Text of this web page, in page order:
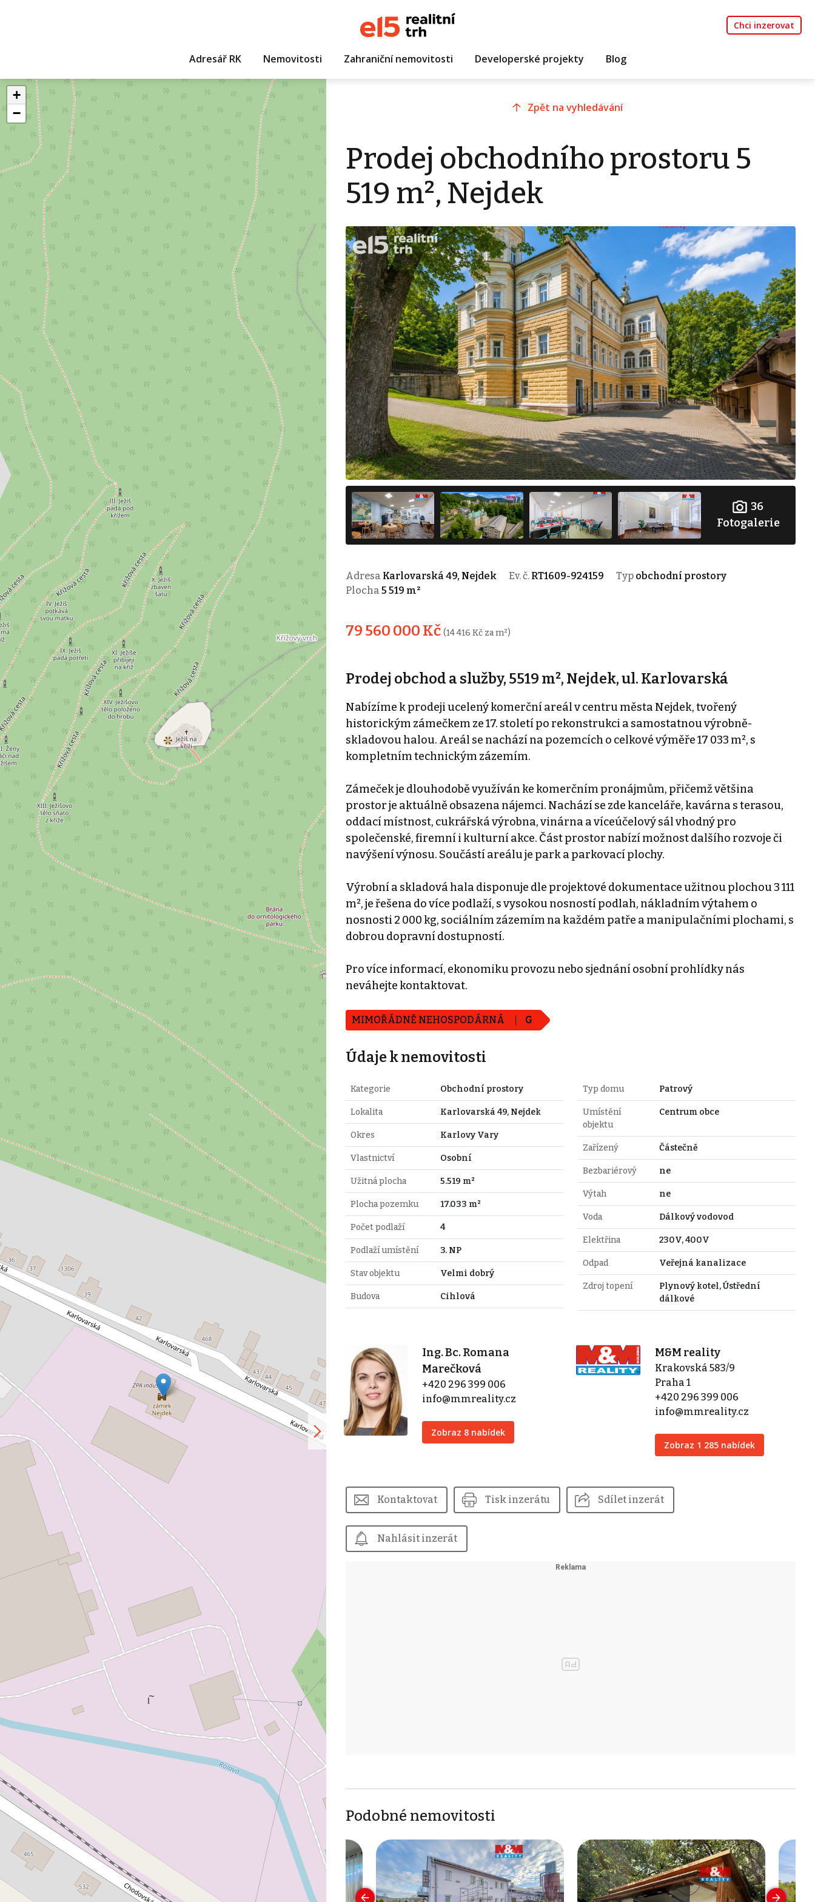
Chci inzerovat
Adresář RK Nemovitosti Zahraniční nemovitosti Developerské projekty Blog
+
−
Zpět na vyhledávání
Prodej obchodního prostoru 5
519 m², Nejdek
36
Fotogalerie
Adresa Karlovarská 49, Nejdek Ev. č. RT1609-924159 Typ obchodní prostory
Plocha 5 519 m²
79 560 000 Kč (14 416 Kč za m²)
Prodej obchod a služby, 5519 m², Nejdek, ul. Karlovarská
Nabízíme k prodeji ucelený komerční areál v centru města Nejdek, tvořený
historickým zámečkem ze 17. století po rekonstrukci a samostatnou výrobně-
skladovou halou. Areál se nachází na pozemcích o celkové výměře 17 033 m², s
kompletním technickým zázemím.
Zámeček je dlouhodobě využíván ke komerčním pronájmům, přičemž většina
prostor je aktuálně obsazena nájemci. Nachází se zde kanceláře, kavárna s terasou,
oddací místnost, cukrářská výrobna, vinárna a víceúčelový sál vhodný pro
společenské, firemní i kulturní akce. Část prostor nabízí možnost dalšího rozvoje či
navýšení výnosu. Součástí areálu je park a parkovací plochy.
Výrobní a skladová hala disponuje dle projektové dokumentace užitnou plochou 3 111
m², je řešena do více podlaží, s vysokou nosností podlah, nákladním výtahem o
nosnosti 2 000 kg, sociálním zázemím na každém patře a manipulačními plochami, s
dobrou dopravní dostupností.
Pro více informací, ekonomiku provozu nebo sjednání osobní prohlídky nás
neváhejte kontaktovat.
MIMOŘÁDNĚ NEHOSPODÁRNÁ G
Údaje k nemovitosti
Kategorie Obchodní prostory
Lokalita Karlovarská 49, Nejdek
Okres Karlovy Vary
Vlastnictví Osobní
Užitná plocha 5.519 m²
Plocha pozemku 17.033 m²
Počet podlaží 4
Podlaží umístění 3. NP
Stav objektu Velmi dobrý
Budova Cihlová
Typ domu Patrový
Umístění
objektu
Centrum obce
Zařízený Částečně
Bezbariérový ne
Výtah ne
Voda Dálkový vodovod
Elektřina 230V, 400V
Odpad Veřejná kanalizace
Zdroj topení
Plynový kotel, Ústřední
dálkové
Ing. Bc. Romana
Marečková
+420 296 399 006
info@mmreality.cz
Zobraz 8 nabídek
M&M reality
Krakovská 583/9
Praha 1
+420 296 399 006
info@mmreality.cz
Zobraz 1 285 nabídek
Kontaktovat Tisk inzerátu Sdílet inzerát
Nahlásit inzerát
Podobné nemovitosti